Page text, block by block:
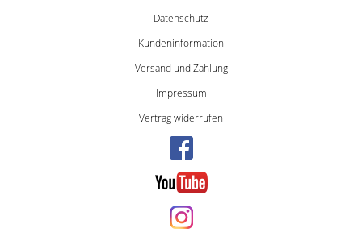
Datenschutz
Kundeninformation
Versand und Zahlung
Impressum
Vertrag widerrufen